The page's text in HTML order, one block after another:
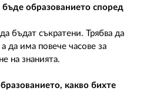
образованието според
бъдат съкратени. Трябва да
да има повече часове за
на знанията.
какво бихте